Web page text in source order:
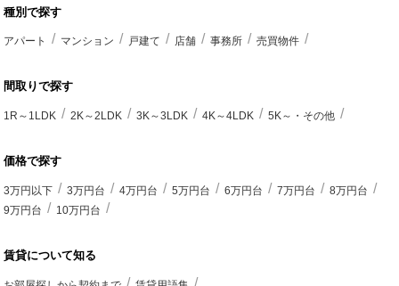
種別で探す
アパート マンション 戸建て 店舗 事務所 売買物件
間取りで探す
1R～1LDK 2K～2LDK 3K～3LDK 4K～4LDK 5K～・その他
価格で探す
3万円以下 3万円台 4万円台 5万円台 6万円台 7万円台
8万円台
9万円台
10万円台
賃貸について知る